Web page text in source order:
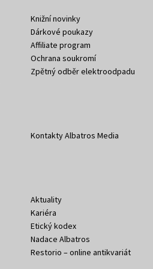
Knižní novinky
Dárkové poukazy
Affiliate program
Ochrana soukromí
Zpětný odběr elektroodpadu
Kontakty Albatros Media
Aktuality
Kariéra
Etický kodex
Nadace Albatros
Restorio – online antikvariát